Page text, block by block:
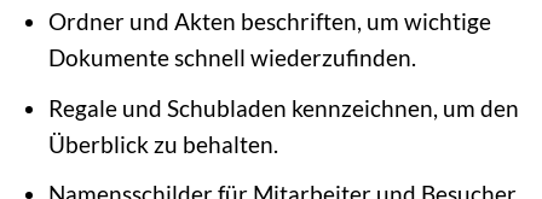
Ordner und Akten beschriften, um wichtige
Dokumente schnell wiederzufinden.
Regale und Schubladen kennzeichnen, um den
Überblick zu behalten.